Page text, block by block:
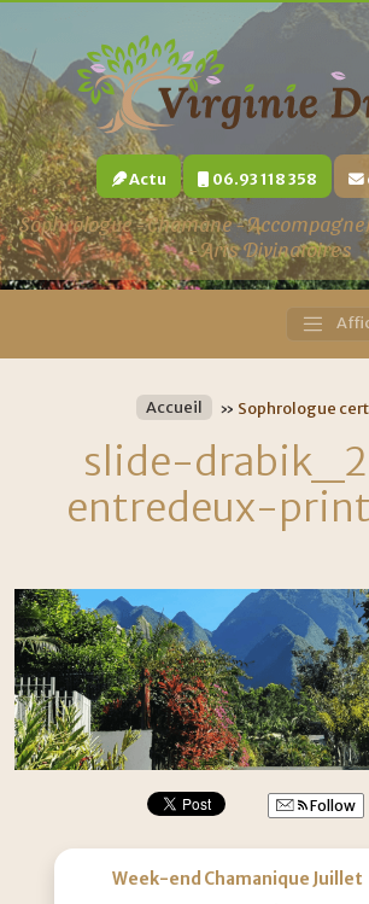
Actu 06.93 118 358
Sophrologue - Chamane -
- Arts Divinatoires
Navigation
Accueil » Sophrologue
slide-
entredeux-
Follow
Week-end Chamanique Juillet